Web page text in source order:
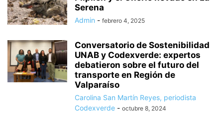
Serena
Admin - febrero 4, 2025
Conversatorio de Sostenibilidad
UNAB y Codexverde: expertos
debatieron sobre el futuro del
transporte en Región de
Valparaíso
Carolina San Martín Reyes, periodista
Codexverde - octubre 8, 2024